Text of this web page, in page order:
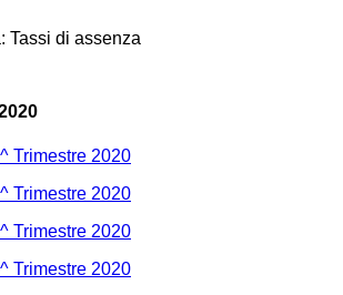
Tassi di assenza
Trimestre 2020
Trimestre 2020
Trimestre 2020
Trimestre 2020